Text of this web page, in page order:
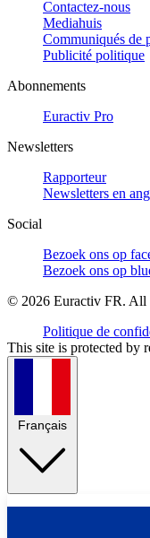
Contactez-nous
Mediahuis
Communiqués de
Publicité politique
Abonnements
Euractiv Pro
Newsletters
Rapporteur
Newsletters en
Social
Bezoek ons op
Bezoek ons op
© 2026 Euractiv FR. All
Politique de
This site is protected by
Français